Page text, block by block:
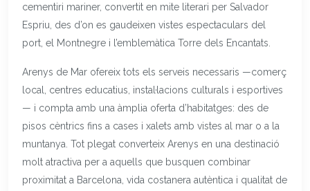
cementiri mariner, convertit en mite literari per Salvador
Espriu, des d’on es gaudeixen vistes espectaculars del
port, el Montnegre i l’emblemàtica Torre dels Encantats.
Arenys de Mar ofereix tots els serveis necessaris —comerç
local, centres educatius, instal·lacions culturals i esportives
— i compta amb una àmplia oferta d’habitatges: des de
pisos cèntrics fins a cases i xalets amb vistes al mar o a la
muntanya. Tot plegat converteix Arenys en una destinació
molt atractiva per a aquells que busquen combinar
proximitat a Barcelona, vida costanera autèntica i qualitat de